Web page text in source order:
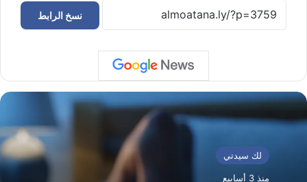
نسخ الرابط
لك سيدتي
منذ 3 أسابيع